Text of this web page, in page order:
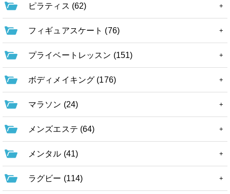
ピラティス (62)
フィギュアスケート (76)
プライベートレッスン (151)
ボディメイキング (176)
マラソン (24)
メンズエステ (64)
メンタル (41)
ラグビー (114)